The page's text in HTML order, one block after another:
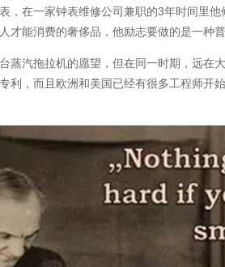
，在一家钟表维修公司兼职的3年时间里
才能消费的奢侈品，他励志要做的是一种
蒸汽拖拉机的愿望，但在同一时期，远在
利，而且欧洲和美国已经有很多工程师开